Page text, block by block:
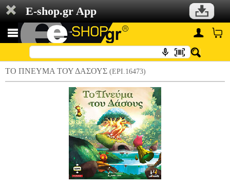
E-shop.gr App
ΤΟ ΠΝΕΥΜΑ ΤΟΥ ΔΑΣΟΥΣ (EPI.16473)